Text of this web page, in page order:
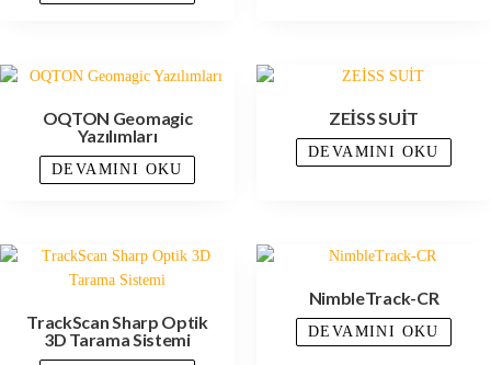
OQTON Geomagic
Yazılımları
DEVAMINI OKU
ZEİSS SUİT
DEVAMINI OKU
TrackScan Sharp Optik
3D Tarama Sistemi
NimbleTrack-CR
DEVAMINI OKU